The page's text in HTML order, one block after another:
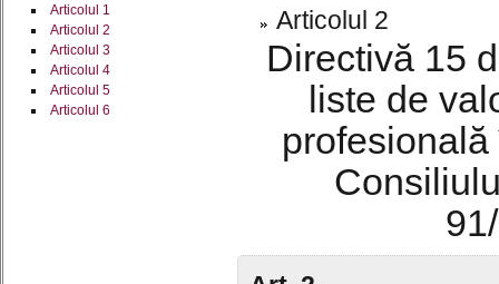
Articolul 1
Articolul 2
Articolul 3
Articolul 4
Articolul 5
Articolul 6
Articolul 2
Directivă 15
liste de